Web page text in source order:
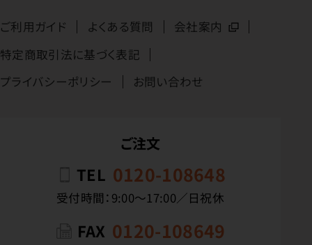
ご利用ガイド よくある質問
会社案内
特定商取引法に基づく表記
プライバシーポリシー
お問い合わせ
ご注文
TEL 0120-108648
受付時間：9:00〜17:00／日祝休
FAX 0120-108649